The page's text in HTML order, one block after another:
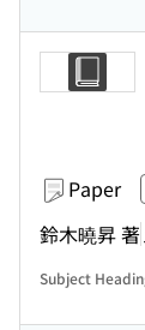
Paper
鈴木曉昇 著
Subject